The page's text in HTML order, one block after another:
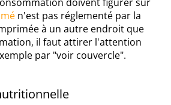
n'est pas réglementé par la
à un autre endroit que
il faut attirer l'attention
par "voir couvercle".